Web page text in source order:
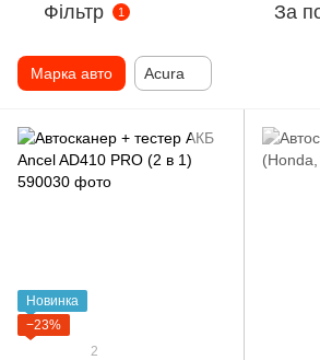
Фільтр 1 За
Марка авто Acura
Новинка
−23%
2